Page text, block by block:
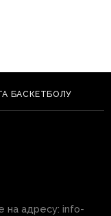
БАСКЕТБОЛУ
на адресу: info-